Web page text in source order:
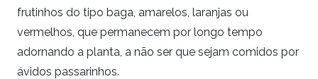
frutinhos do tipo baga, amarelos, laranjas ou
vermelhos, que permanecem por longo tempo
adornando a planta, a não ser que sejam comidos por
ávidos passarinhos.